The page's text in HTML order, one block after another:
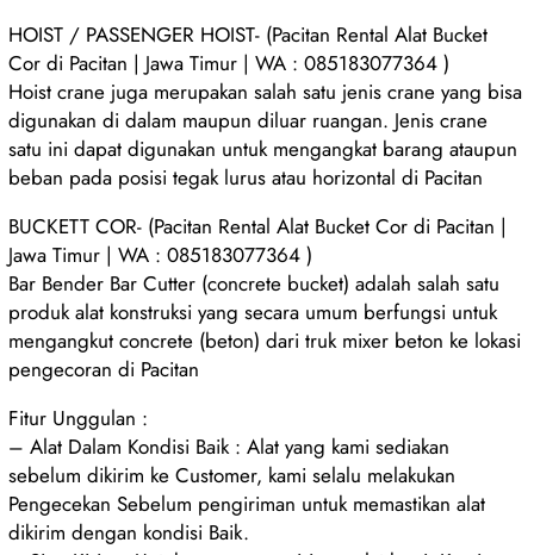
HOIST / PASSENGER HOIST- (Pacitan Rental Alat Bucket
Cor di Pacitan | Jawa Timur | WA : 085183077364 )
Hoist crane juga merupakan salah satu jenis crane yang bisa
digunakan di dalam maupun diluar ruangan. Jenis crane
satu ini dapat digunakan untuk mengangkat barang ataupun
beban pada posisi tegak lurus atau horizontal di Pacitan
BUCKETT COR- (Pacitan Rental Alat Bucket Cor di Pacitan |
Jawa Timur | WA : 085183077364 )
Bar Bender Bar Cutter (concrete bucket) adalah salah satu
produk alat konstruksi yang secara umum berfungsi untuk
mengangkut concrete (beton) dari truk mixer beton ke lokasi
pengecoran di Pacitan
Fitur Unggulan :
– Alat Dalam Kondisi Baik : Alat yang kami sediakan
sebelum dikirim ke Customer, kami selalu melakukan
Pengecekan Sebelum pengiriman untuk memastikan alat
dikirim dengan kondisi Baik.